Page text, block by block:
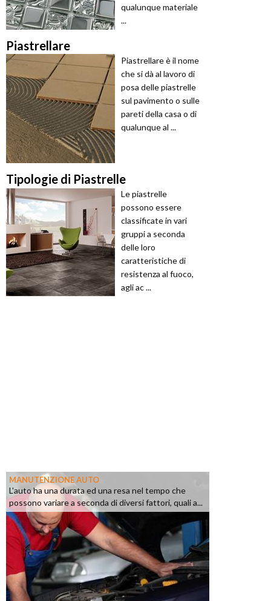
qualunque materiale
...
Piastrellare
Piastrellare è il nome
che si dà al lavoro di
posa delle piastrelle
sul pavimento o sulle
pareti della casa o di
qualunque al ...
Tipologie di Piastrelle
Le piastrelle
possono essere
classificate in vari
gruppi a seconda
delle loro
caratteristiche di
resistenza al fuoco,
agli ac ...
MANUTENZIONE AUTO
L'auto ha una durata ed una resa nel tempo che
possono variare a seconda di diversi fattori, quali a...